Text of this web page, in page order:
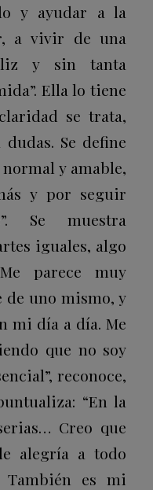
y ayudar a la
a vivir de una
y sin tanta
Ella lo tiene
se trata,
Se define
y amable,
y por seguir
Se muestra
iguales, algo
parece muy
uno mismo, y
mi día a día. Me
que no soy
reconoce,
“En la
Creo que
alegría a todo
También es mi